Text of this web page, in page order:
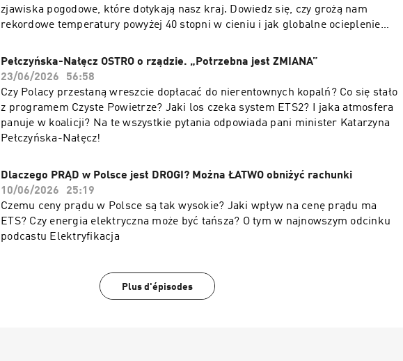
zjawiska pogodowe, które dotykają nasz kraj. Dowiedz się, czy grożą nam
rekordowe temperatury powyżej 40 stopni w cieniu i jak globalne ocieplenie
Pełczyńska-Nałęcz OSTRO o rządzie. „Potrzebna jest ZMIANA”
23/06/2026
56:58
Czy Polacy przestaną wreszcie dopłacać do nierentownych kopalń? Co się stało
z programem Czyste Powietrze? Jaki los czeka system ETS2? I jaka atmosfera
panuje w koalicji? Na te wszystkie pytania odpowiada pani minister Katarzyna
Pełczyńska-Nałęcz!
Dlaczego PRĄD w Polsce jest DROGI? Można ŁATWO obniżyć rachunki
10/06/2026
25:19
Czemu ceny prądu w Polsce są tak wysokie? Jaki wpływ na cenę prądu ma
ETS? Czy energia elektryczna może być tańsza? O tym w najnowszym odcinku
podcastu Elektryfikacja
Plus d'épisodes